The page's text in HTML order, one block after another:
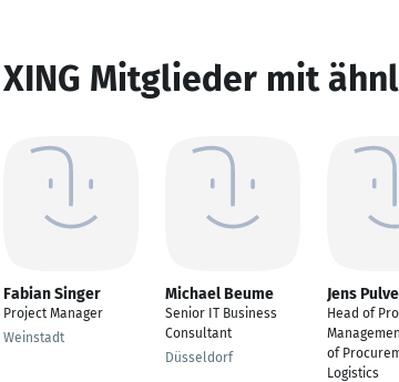
XING Mitglieder mit
Fabian Singer
Project Manager
Weinstadt
Michael Beume
Senior IT Business
Consultant
Düsseldorf
Jens
Head of
of
Logistics